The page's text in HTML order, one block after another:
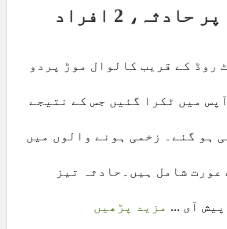
کالوال موڑ پر حادثہ، 2 افراد
روڈ کے قریب کالوال موڑ پردو
میں ٹکرا گئیں جس کے نتیجے
ہو گئے۔ زخمی ہونے والوں میں
عورت شامل ہیں۔حادثہ تیز
آی ... مزید پڑھیں